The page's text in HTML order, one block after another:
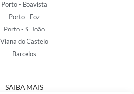
Porto - Boavista
Porto - Foz
Porto - S. João
Viana do Castelo
Barcelos
SAIBA MAIS